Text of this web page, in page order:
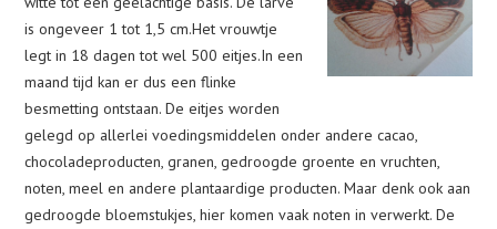
is ongeveer 1 tot 1,5 cm.Het vrouwtje
legt in 18 dagen tot wel 500 eitjes.In een
maand tijd kan er dus een flinke
besmetting ontstaan. De eitjes worden
gelegd op allerlei voedingsmiddelen onder andere cacao,
chocoladeproducten, granen, gedroogde groente en vruchten,
noten, meel en andere plantaardige producten. Maar denk ook aan
gedroogde bloemstukjes, hier komen vaak noten in verwerkt. De